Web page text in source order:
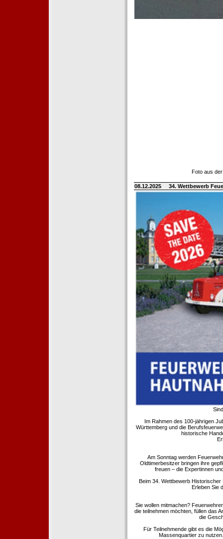
Foto aus
08.12.2025 34. Wettbewerb
Im Rahmen des 100-jährigen
Württemberg und die
historische
Am Sonntag werden
Oldtimerbesitzer bringen ihre
freuen – die Expertinnen
Beim 34. Wettbewerb
Erleben Sie
Sie wollen mitmachen?
die teilnehmen möchten, füllen das
die
Für Teilnehmende gibt es die
Massenquartier zu